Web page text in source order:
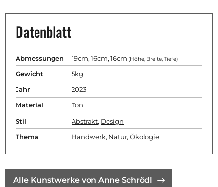
Datenblatt
Abmessungen 19cm, 16cm, 16cm (Höhe, Breite, Tiefe)
Gewicht 5kg
Jahr 2023
Material Ton
Stil Abstrakt, Design
Thema Handwerk, Natur,Ökologie
Alle Kunstwerke von Anne Schrödl